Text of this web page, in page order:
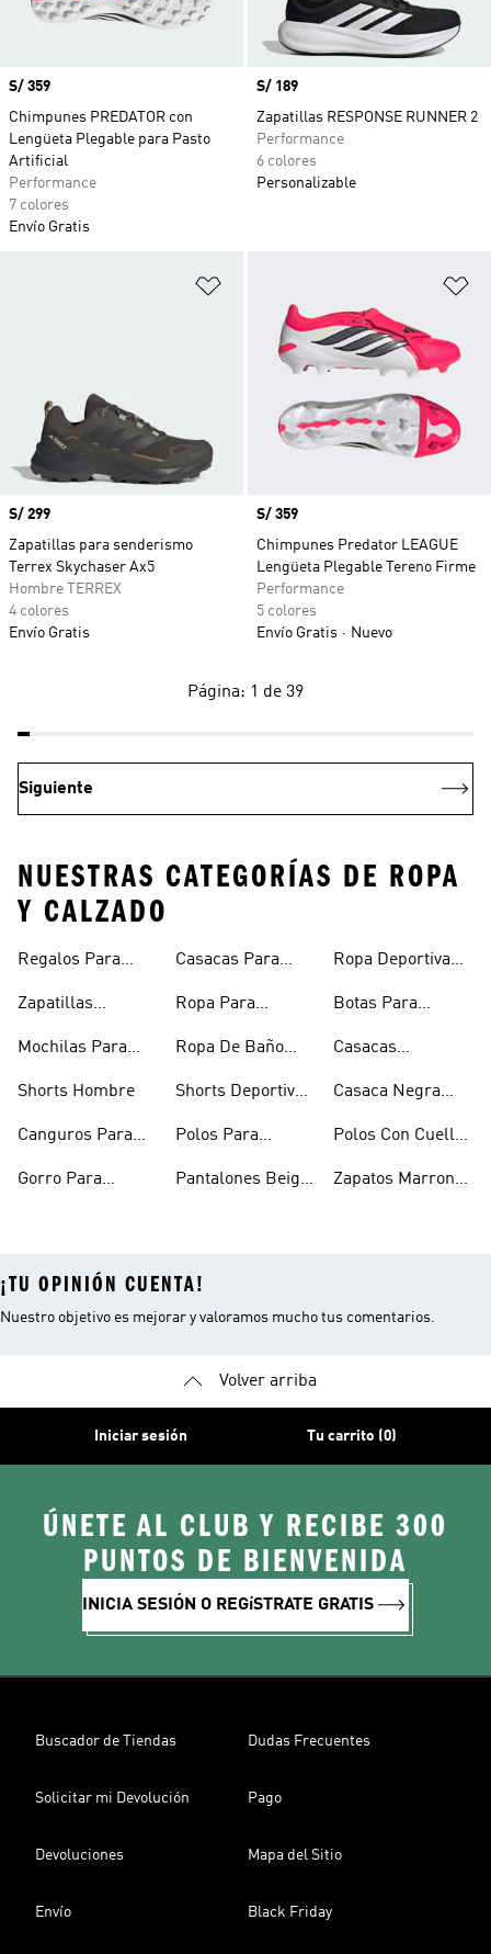
Precio
S/ 359
Chimpunes PREDATOR con
Lengüeta Plegable para Pasto
Artificial
Performance
7 colores
Envío Gratis
Precio
S/ 189
Zapatillas RESPONSE RUNNER 2
Performance
6 colores
Personalizable
Precio
S/ 299
Zapatillas para senderismo
Terrex Skychaser Ax5
Hombre TERREX
4 colores
Envío Gratis
Precio
S/ 359
Chimpunes Predator LEAGUE
Lengüeta Plegable Tereno Firme
Performance
5 colores
Envío Gratis
Nuevo
Página: 1 de 39
Siguiente
NUESTRAS CATEGORÍAS DE ROPA
Y CALZADO
Regalos Para
Zapatillas
Mochilas Para
Shorts Hombre
Canguros Para
Gorro Para
Casacas Para
Ropa Para
Ropa De Baño
Shorts Deportivos
Polos Para
Pantalones Beige
Ropa Deportiva
Botas Para
Casacas
Hombre
Casaca Negra
Polos Con Cuello
Zapatos Marron
¡TU OPINIÓN CUENTA!
Nuestro objetivo es mejorar y valoramos mucho tus comentarios.
Volver arriba
Iniciar sesión Tu carrito (0)
ÚNETE AL CLUB Y RECIBE 300
PUNTOS DE BIENVENIDA
INICIA SESIÓN O REGíSTRATE GRATIS
Buscador de Tiendas Dudas Frecuentes
Solicitar mi Devolución Pago
Devoluciones Mapa del Sitio
Envío Black Friday